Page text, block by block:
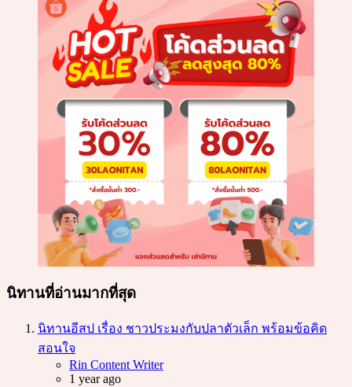
นิทานที่อ่านมากที่สุด
นิทานอีสป เรื่อง ชาวประมงกับปลาตัวเล็ก พร้อมข้อคิด
สอนใจ
Posted
Rin Content Writer
1 year ago